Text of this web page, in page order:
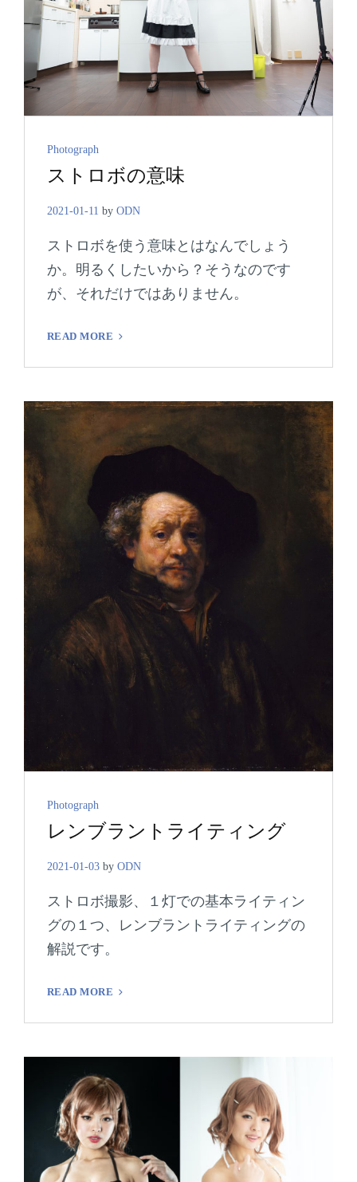
Cat
Links
Photograph
ストロボの意味
2021-01-11 by ODN
ストロボを使う意味とはなんでしょう
か。明るくしたいから？そうなのです
が、それだけではありません。
READ MORE
ロ
の
意
味
Cat
Links
Photograph
レンブラントライティング
2021-01-03 by ODN
ストロボ撮影、１灯での基本ライティン
グの１つ、レンブラントライティングの
解説です。
READ MORE
ブ
ン
イ
テ
ィ
ン
グ